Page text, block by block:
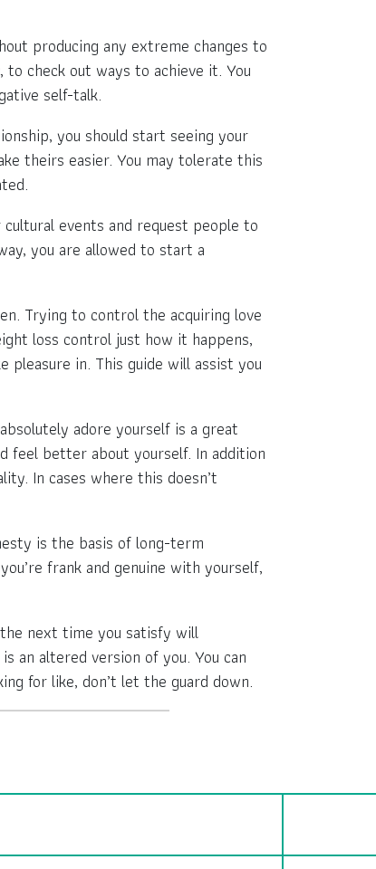
producing any extreme changes to
check out ways to achieve it. You
self-talk.
you should start seeing your
theirs easier. You may tolerate this
events and request people to
you are allowed to start a
Trying to control the acquiring love
loss control just how it happens,
in. This guide will assist you
adore yourself is a great
feel better about yourself. In addition
In cases where this doesn’t
is the basis of long-term
frank and genuine with yourself,
next time you satisfy will
an altered version of you. You can
for like, don’t let the guard down.